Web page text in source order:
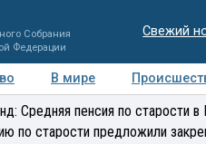
Собрания
Федерации
Свежий
В мире
Регионы Медиацентр
Средняя пенсия по старости
по старости предложили